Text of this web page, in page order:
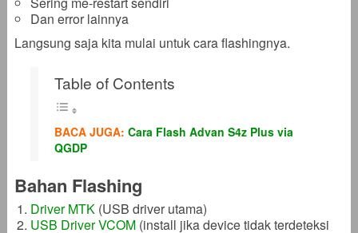
Dan error lainnya
Langsung saja kita mulai untuk cara flashingnya.
Table of Contents
BACA JUGA: Cara Flash Advan S4z Plus via
QGDP
Bahan Flashing
Driver MTK(USB driver utama)
USB Driver VCOM(install jika device tidak terdeteksi